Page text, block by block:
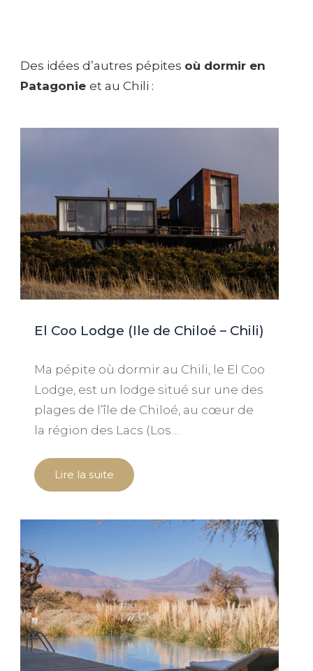
Des idées d’autres pépites où dormir en
Patagonie et au Chili :
El Coo Lodge (Ile de Chiloé – Chili)
Ma pépite où dormir au Chili, le El Coo
Lodge, est un lodge situé sur une des
plages de l’île de Chiloé, au cœur de
la région des Lacs (Los…
Lire la suite